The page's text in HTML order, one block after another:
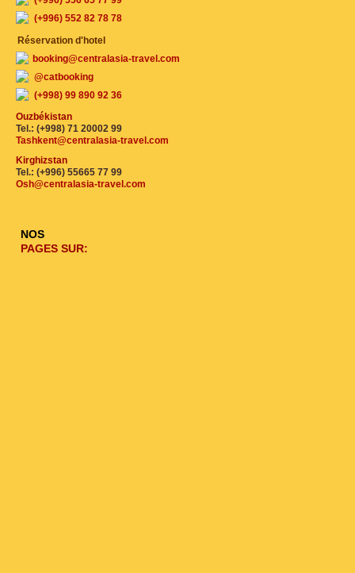
(+996) 552 82 78 78
Réservation d'hotel
booking@centralasia-travel.com
@catbooking
(+998) 99 890 92 36
Ouzbékistan
Tel.: (+998) 71 20002 99
Tashkent@centralasia-travel.com
Kirghizstan
Tel.: (+996) 55665 77 99
Osh@centralasia-travel.com
NOS
PAGES SUR: